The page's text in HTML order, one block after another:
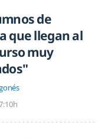
de
que llegan al
muy